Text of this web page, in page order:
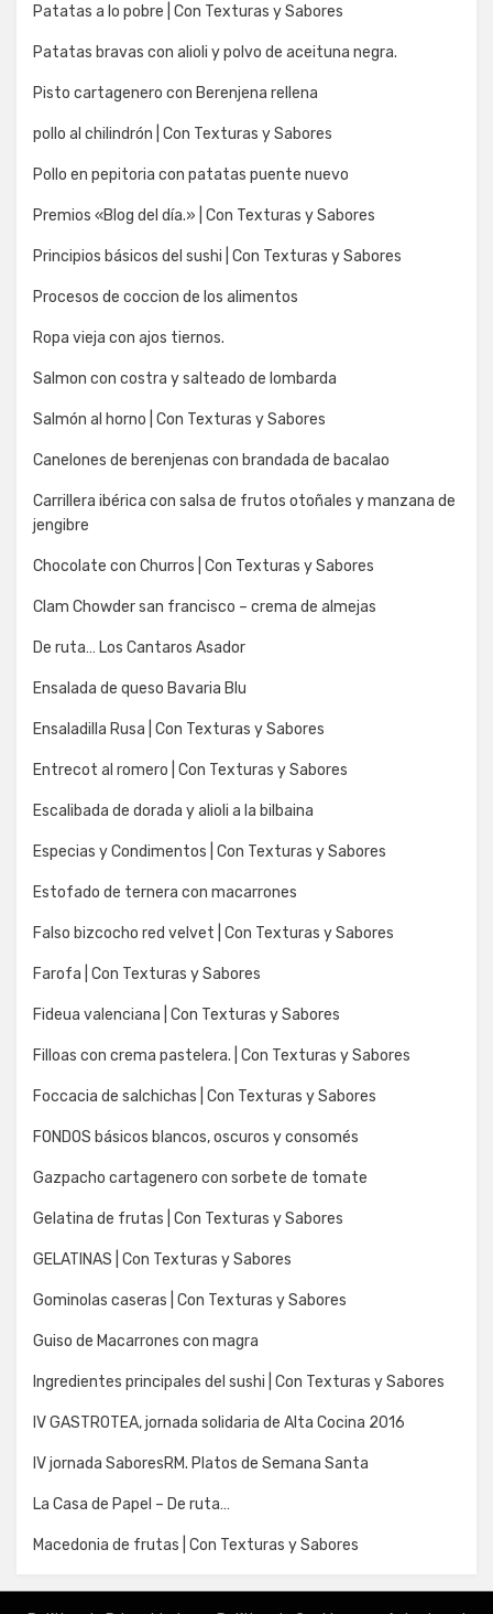
Patatas a lo pobre | Con Texturas y Sabores
Patatas bravas con alioli y polvo de aceituna negra.
Pisto cartagenero con Berenjena rellena
pollo al chilindrón | Con Texturas y Sabores
Pollo en pepitoria con patatas puente nuevo
Premios «Blog del día.» | Con Texturas y Sabores
Principios básicos del sushi | Con Texturas y Sabores
Procesos de coccion de los alimentos
Ropa vieja con ajos tiernos.
Salmon con costra y salteado de lombarda
Salmón al horno | Con Texturas y Sabores
Canelones de berenjenas con brandada de bacalao
Carrillera ibérica con salsa de frutos otoñales y manzana de
jengibre
Chocolate con Churros | Con Texturas y Sabores
Clam Chowder san francisco – crema de almejas
De ruta… Los Cantaros Asador
Ensalada de queso Bavaria Blu
Ensaladilla Rusa | Con Texturas y Sabores
Entrecot al romero | Con Texturas y Sabores
Escalibada de dorada y alioli a la bilbaina
Especias y Condimentos | Con Texturas y Sabores
Estofado de ternera con macarrones
Falso bizcocho red velvet | Con Texturas y Sabores
Farofa | Con Texturas y Sabores
Fideua valenciana | Con Texturas y Sabores
Filloas con crema pastelera. | Con Texturas y Sabores
Foccacia de salchichas | Con Texturas y Sabores
FONDOS básicos blancos, oscuros y consomés
Gazpacho cartagenero con sorbete de tomate
Gelatina de frutas | Con Texturas y Sabores
GELATINAS | Con Texturas y Sabores
Gominolas caseras | Con Texturas y Sabores
Guiso de Macarrones con magra
Ingredientes principales del sushi | Con Texturas y Sabores
IV GASTROTEA, jornada solidaria de Alta Cocina 2016
IV jornada SaboresRM. Platos de Semana Santa
La Casa de Papel – De ruta…
Macedonia de frutas | Con Texturas y Sabores